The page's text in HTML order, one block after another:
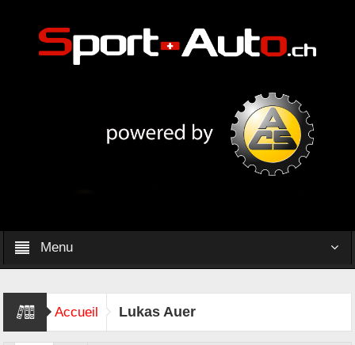
Menu
Accueil Lukas Auer